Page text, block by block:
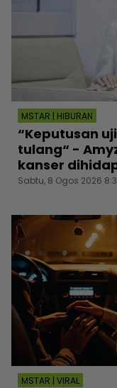
MSTAR | HIBURAN
“Keputusan
tulang“ -
kanser
Sabtu, 8 Ogos 2026
MSTAR | VIRAL